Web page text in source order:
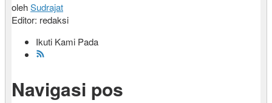
olehSudrajat
Editor: redaksi
Ikuti Kami Pada
Navigasi pos